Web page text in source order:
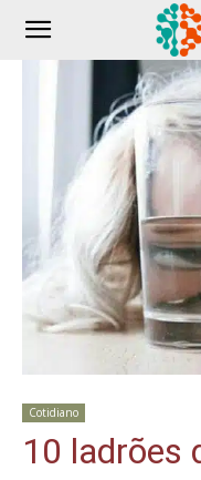
Cotidiano
10 ladrões